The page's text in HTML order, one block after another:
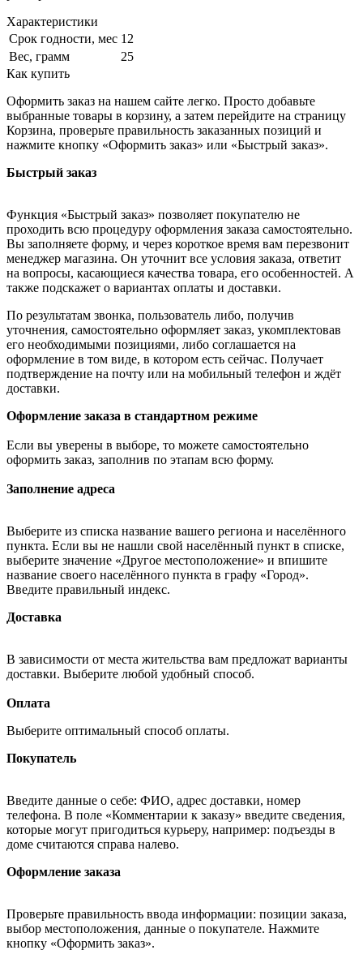
Характеристики
Срок годности, мес 12
Вес, грамм
25
Как купить
Оформить заказ на нашем сайте легко. Просто добавьте
выбранные товары в корзину, а затем перейдите на страницу
Корзина, проверьте правильность заказанных позиций и
нажмите кнопку «Оформить заказ» или «Быстрый заказ».
Быстрый заказ
Функция «Быстрый заказ» позволяет покупателю не
проходить всю процедуру оформления заказа самостоятельно.
Вы заполняете форму, и через короткое время вам перезвонит
менеджер магазина. Он уточнит все условия заказа, ответит
на вопросы, касающиеся качества товара, его особенностей. А
также подскажет о вариантах оплаты и доставки.
По результатам звонка, пользователь либо, получив
уточнения, самостоятельно оформляет заказ, укомплектовав
его необходимыми позициями, либо соглашается на
оформление в том виде, в котором есть сейчас. Получает
подтверждение на почту или на мобильный телефон и ждёт
доставки.
Оформление заказа в стандартном режиме
Если вы уверены в выборе, то можете самостоятельно
оформить заказ, заполнив по этапам всю форму.
Заполнение адреса
Выберите из списка название вашего региона и населённого
пункта. Если вы не нашли свой населённый пункт в списке,
выберите значение «Другое местоположение» и впишите
название своего населённого пункта в графу «Город».
Введите правильный индекс.
Доставка
В зависимости от места жительства вам предложат варианты
доставки. Выберите любой удобный способ.
Оплата
Выберите оптимальный способ оплаты.
Покупатель
Введите данные о себе: ФИО, адрес доставки, номер
телефона. В поле «Комментарии к заказу» введите сведения,
которые могут пригодиться курьеру, например: подъезды в
доме считаются справа налево.
Оформление заказа
Проверьте правильность ввода информации: позиции заказа,
выбор местоположения, данные о покупателе. Нажмите
кнопку «Оформить заказ».